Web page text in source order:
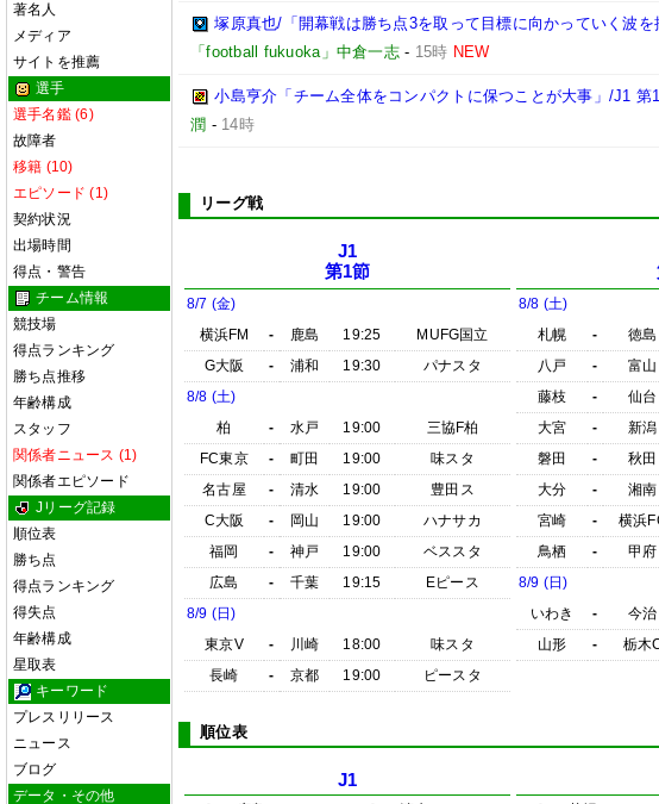
著名人
メディア
サイトを推薦
選手
選手名鑑 (6)
故障者
移籍 (10)
エピソード (1)
契約状況
出場時間
得点・警告
チーム情報
競技場
得点ランキング
勝ち点推移
年齢構成
スタッフ
関係者ニュース (1)
関係者エピソード
Jリーグ記録
順位表
勝ち点
得点ランキング
得失点
年齢構成
星取表
キーワード
プレスリリース
ニュース
ブログ
データ・その他
塚原真也/「開幕戦は勝ち点3を取って目標に向かっていく波
「football fukuoka」中倉一志- 15時 NEW
小島亨介「チーム全体をコンパクトに保つことが大事」/J1 第
潤 - 14時
リーグ戦
J1
第1節
8/7 (金)
横浜FM
- 鹿島 19:25
MUFG国立
G大阪
- 浦和 19:30
パナスタ
8/8 (土)
柏
- 水戸 19:00
三協F柏
FC東京
- 町田 19:00
味スタ
名古屋
- 清水 19:00
豊田ス
C大阪
- 岡山 19:00
ハナサカ
福岡
- 神戸 19:00
ベススタ
広島
- 千葉 19:15
Eピース
8/9 (日)
東京V
- 川崎 18:00
味スタ
長崎
- 京都 19:00 ピースタ
8/8 (土)
札幌
- 徳島
八戸
- 富山
藤枝
- 仙台
大宮
- 新潟
磐田
- 秋田
大分
- 湘南
宮崎
- 横浜
鳥栖
- 甲府
8/9 (日)
いわき
- 今治
山形
- 栃木
順位表
J1